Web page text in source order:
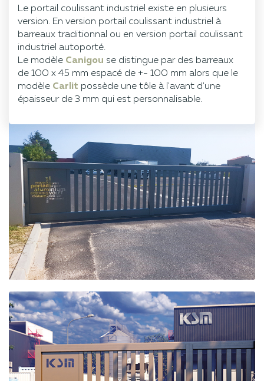
Le portail coulissant industriel existe en plusieurs
version. En version portail coulissant industriel à
barreaux traditionnal ou en version portail coulissant
industriel autoporté.
Le modèle Canigou se distingue par des barreaux
de 100 x 45 mm espacé de +- 100 mm alors que le
modèle Carlit possède une tôle à l'avant d'une
épaisseur de 3 mm qui est personnalisable.